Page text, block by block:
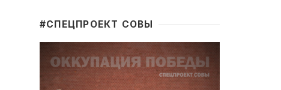
#CПЕЦПРОЕКТ СОВЫ